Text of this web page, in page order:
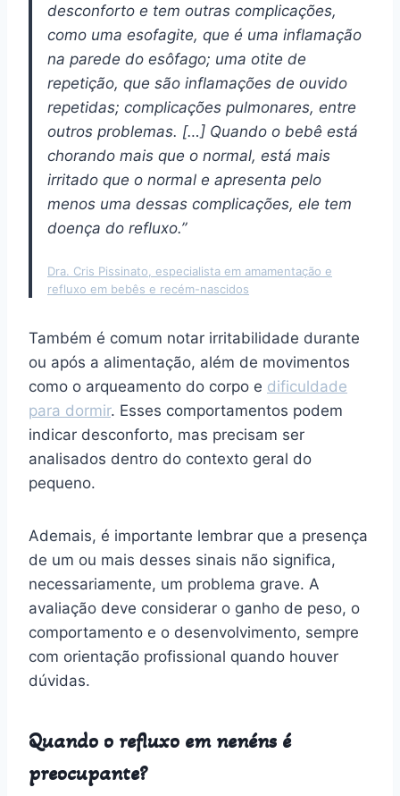
desconforto e tem outras complicações,
como uma esofagite, que é uma inflamação
na parede do esôfago; uma otite de
repetição, que são inflamações de ouvido
repetidas; complicações pulmonares, entre
outros problemas. […] Quando o bebê está
chorando mais que o normal, está mais
irritado que o normal e apresenta pelo
menos uma dessas complicações, ele tem
doença do refluxo.”
Dra. Cris Pissinato, especialista em amamentação e
refluxo em bebês e recém-nascidos
Também é comum notar irritabilidade durante
ou após a alimentação, além de movimentos
como o arqueamento do corpo e dificuldade
para dormir. Esses comportamentos podem
indicar desconforto, mas precisam ser
analisados dentro do contexto geral do
pequeno.
Ademais, é importante lembrar que a presença
de um ou mais desses sinais não significa,
necessariamente, um problema grave. A
avaliação deve considerar o ganho de peso, o
comportamento e o desenvolvimento, sempre
com orientação profissional quando houver
dúvidas.
Quando o refluxo em nenéns é
preocupante?